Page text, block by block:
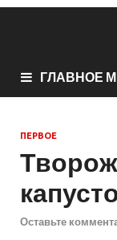
ГЛАВНОЕ
ПЕРВОЕ
Оставьте